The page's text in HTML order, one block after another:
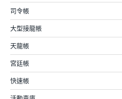
司令帳
大型接龍帳
天龍帳
宮廷帳
快速帳